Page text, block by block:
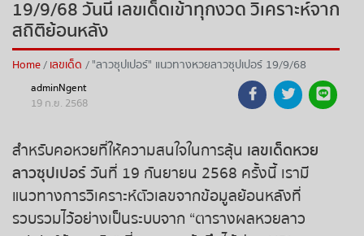
เลขสนุกความเชื่อ
หวยสด
ถ่ายทอดสดหวยรัฐบาล
ถ่ายทอดสดหวยออมสิน
ถ่ายทอดสดหวย ธกส.
19/9/68 วันนี้ เลขเด็ดเข้าทุกงวด วิเคราะห์จาก
สถิติย้อนหลัง
Home เลขเด็ด "ลาวซุปเปอร์" แนวทางหวยลาวซุปเปอร์ 19/9/68
วันนี้ เลขเด็ดเข้าทุกงวด วิเคราะห์จากสถิติย้อนหลัง
adminNgent
19 ก.ย. 2568
สำหรับคอหวยที่ให้ความสนใจในการลุ้น เลขเด็ดหวย
ลาวซุปเปอร์วันที่ 19 กันยายน 2568 ครั้งนี้ เรามี
แนวทางการวิเคราะห์ตัวเลขจากข้อมูลย้อนหลังที่
รวบรวมไว้อย่างเป็นระบบจาก “ตารางผลหวยลาว